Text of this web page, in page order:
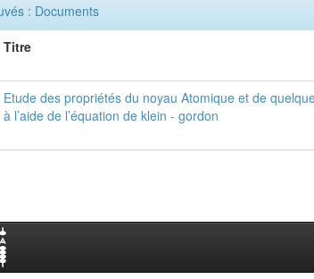
: Documents
Titre
Etude des propriétés du noyau Atomique et de
à l’aide de l’équation de klein - gordon